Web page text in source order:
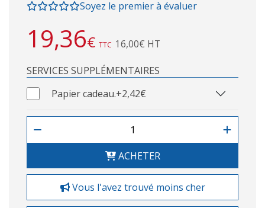
Soyez le premier à évaluer
19,36€ TTC 16,00€ HT
SERVICES SUPPLÉMENTAIRES
Papier cadeau.+2,42€
ACHETER
Vous l'avez trouvé moins cher